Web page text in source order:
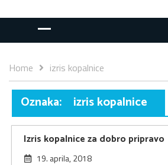
Home izris kopalnice
Oznaka: izris kopalnice
Izris kopalnice za dobro pripravo
19. aprila, 2018